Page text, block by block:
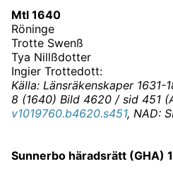
Mtl 1640
Röninge
Trotte Swenß
Tya Nillßdotter
Ingier Trottedott:
Källa: Länsräkenskaper 1631-
8 (1640) Bild 4620 / sid 451
v1019760.b4620.s451, NAD:
Sunnerbo häradsrätt (GHA)